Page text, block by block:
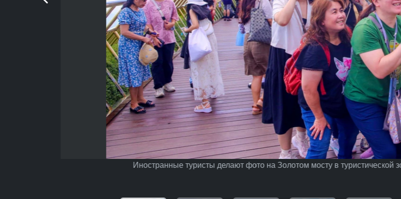
Иностранные туристы делают фото на Золотом мосту в туристической